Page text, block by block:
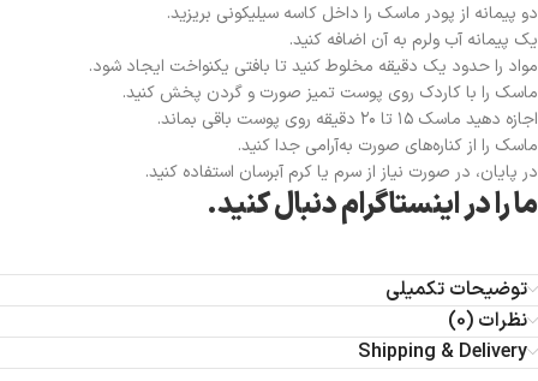
دو پیمانه از پودر ماسک را داخل کاسه سیلیکونی بریزید.
یک پیمانه آب ولرم به آن اضافه کنید.
مواد را حدود یک دقیقه مخلوط کنید تا بافتی یکنواخت ایجاد شود.
ماسک را با کاردک روی پوست تمیز صورت و گردن پخش کنید.
اجازه دهید ماسک ۱۵ تا ۲۰ دقیقه روی پوست باقی بماند.
ماسک را از کناره‌های صورت به‌آرامی جدا کنید.
در پایان، در صورت نیاز از سرم یا کرم آبرسان استفاده کنید.
ما را در اینستاگرام دنبال کنید.
توضیحات تکمیلی
نظرات (0)
Shipping & Delivery